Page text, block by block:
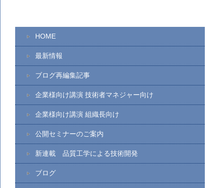
HOME
最新情報
ブログ再編集記事
企業様向け講演 技術者マネジャー向け
企業様向け講演 組織長向け
公開セミナーのご案内
新連載 品質工学による技術開発
ブログ